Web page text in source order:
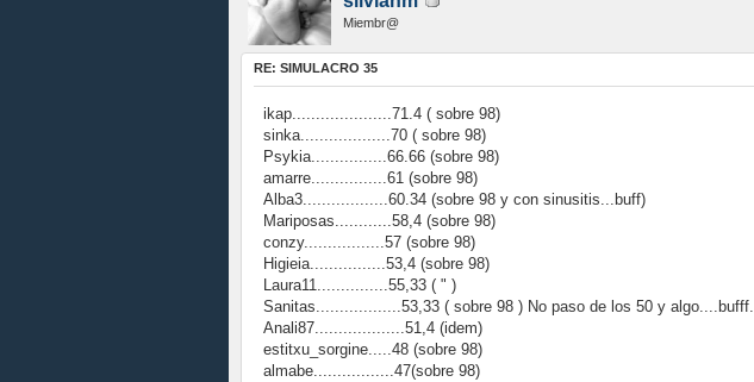
Miembr@
RE: SIMULACRO 35
ikap.....................71.4 ( sobre 98)
sinka...................70 ( sobre 98)
Psykia................66.66 (sobre 98)
amarre................61 (sobre 98)
Alba3..................60.34 (sobre 98 y con sinusitis...buff)
Mariposas............58,4 (sobre 98)
conzy.................57 (sobre 98)
Higieia................53,4 (sobre 98)
Laura11...............55,33 ( " )
Sanitas..................53,33 ( sobre 98 ) No paso de los 50 y algo....bufff.
Anali87...................51,4 (idem)
estitxu_sorgine.....48 (sobre 98)
almabe.................47(sobre 98)